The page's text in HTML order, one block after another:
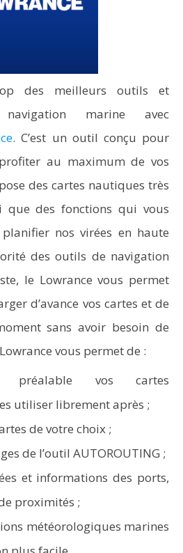
des meilleurs outils et
marine avec
. C’est un outil conçu pour
au maximum de vos
des cartes nautiques très
que des fonctions qui vous
nos virées en haute
des outils de navigation
le Lowrance vous permet
d’avance vos cartes et de
sans avoir besoin de
vous permet de :
préalable vos cartes
utiliser librement après ;
de votre choix ;
de l’outil AUTOROUTING ;
et informations des ports,
proximités ;
météorologiques marines